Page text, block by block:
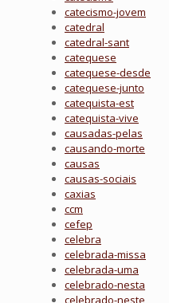
catecismo-jovem
catedral
catedral-sant
catequese
catequese-desde
catequese-junto
catequista-est
catequista-vive
causadas-pelas
causando-morte
causas
causas-sociais
caxias
ccm
cefep
celebra
celebrada-missa
celebrada-uma
celebrado-nesta
celebrado-neste